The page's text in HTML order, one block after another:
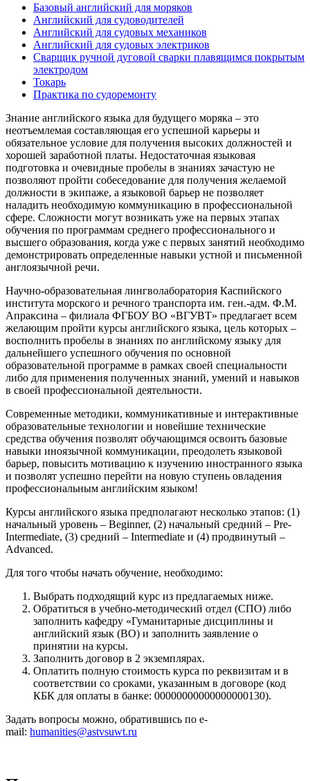
Базовый английский для моряков
Английский для судоводителей
Английский для судовых механиков
Английский для судовых электриков
Cварщик ручной дуговой сварки плавящимся покрытым
электродом
Токарь
Практика по судоремонту
Знание английского языка для будущего моряка – это
неотъемлемая составляющая его успешной карьеры и
обязательное условие для получения высоких должностей и
хорошей заработной платы. Недостаточная языковая
подготовка и очевидные пробелы в знаниях зачастую не
позволяют пройти собеседование для получения желаемой
должности в экипаже, а языковой барьер не позволяет
наладить необходимую коммуникацию в профессиональной
сфере. Сложности могут возникать уже на первых этапах
обучения по программам среднего профессионального и
высшего образования, когда уже с первых занятий необходимо
демонстрировать определенные навыки устной и письменной
англоязычной речи.
Научно-образовательная лингволаборатория Каспийского
института морского и речного транспорта им. ген.-адм. Ф.М.
Апраксина – филиала ФГБОУ ВО «ВГУВТ» предлагает всем
желающим пройти курсы английского языка, цель которых –
восполнить пробелы в знаниях по английскому языку для
дальнейшего успешного обучения по основной
образовательной программе в рамках своей специальности
либо для применения полученных знаний, умений и навыков
в своей профессиональной деятельности.
Современные методики, коммуникативные и интерактивные
образовательные технологии и новейшие технические
средства обучения позволят обучающимся освоить базовые
навыки иноязычной коммуникации, преодолеть языковой
барьер, повысить мотивацию к изучению иностранного языка
и позволят успешно перейти на новую ступень овладения
профессиональным английским языком!
Курсы английского языка предполагают несколько этапов: (1)
начальный уровень – Beginner, (2) начальный средний – Pre-
Intermediate, (3) средний – Intermediate и (4) продвинутый –
Advanced.
Для того чтобы начать обучение, необходимо:
Выбрать подходящий курс из предлагаемых ниже.
Обратиться в учебно-методический отдел (СПО) либо
заполнить кафедру «Гуманитарные дисциплины и
английский язык (ВО) и заполнить заявление о
принятии на курсы.
Заполнить договор в 2 экземплярах.
Оплатить полную стоимость курса по реквизитам и в
соответствии со сроками, указанным в договоре (код
КБК для оплаты в банке: 00000000000000000130).
Задать вопросы можно, обратившись по e-
mail: humanities@astvsuwt.ru